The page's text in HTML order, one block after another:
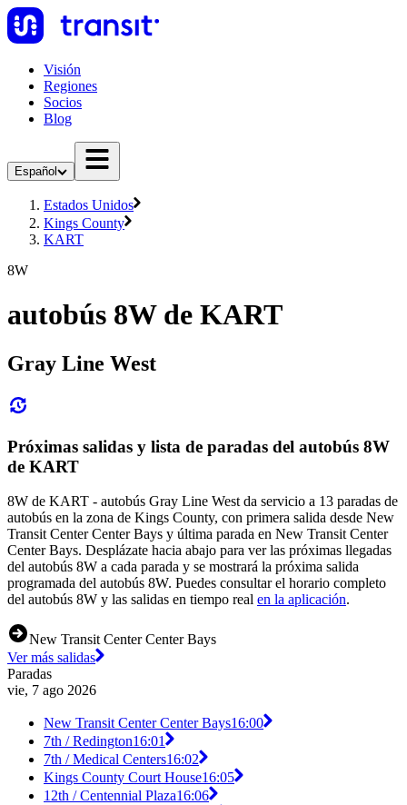
Visión
Regiones
Socios
Blog
Español
Estados Unidos
Kings County
KART
8W
autobús 8W de KART
Gray Line West
Próximas salidas y lista de paradas del autobús 8W
de KART
8W de KART - autobús Gray Line West da servicio a 13 paradas de
autobús en la zona de Kings County, con primera salida desde New
Transit Center Center Bays y última parada en New Transit Center
Center Bays. Desplázate hacia abajo para ver las próximas llegadas
del autobús 8W a cada parada y se mostrará la próxima salida
programada del autobús 8W. Puedes consultar el horario completo
del autobús 8W y las salidas en tiempo real en la aplicación.
New Transit Center Center Bays
Ver más salidas
Paradas
vie, 7 ago 2026
New Transit Center Center Bays16:00
7th / Redington16:01
7th / Medical Centers16:02
Kings County Court House16:05
12th / Centennial Plaza16:06